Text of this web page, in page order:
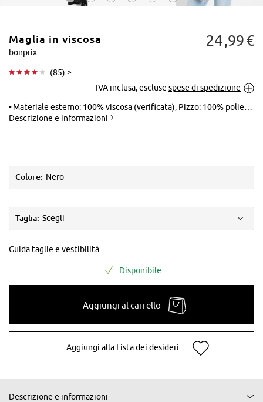
Tocca per
ingrandire
Maglia in viscosa
bonprix
(85) >
24 99€
IVA inclusa, escluse spese di spedizione
Materiale esterno: 100% viscosa (verificata), Pizzo: 100% poliestere
Descrizione e informazioni
Colore: Nero
Taglia: Scegli
Guida taglie e vestibilità
Disponibile
Aggiungi al carrello
Aggiungi alla Lista dei desideri
Descrizione e informazioni